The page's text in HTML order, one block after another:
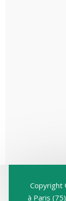
Copyright
à Paris